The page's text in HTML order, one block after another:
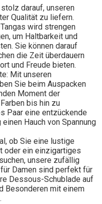
darauf, unseren
Qualität zu liefern.
wird strengen
um Haltbarkeit und
Sie können darauf
die Zeit überdauern
und Freude bieten.
Mit unseren
Sie beim Auspacken
Moment der
bis hin zu
Paar eine entzückende
Hauch von Spannung
ob Sie eine lustige
oder ein einzigartiges
unsere zufällig
Damen sind perfekt für
Dessous-Schublade auf
Besonderen mit einem